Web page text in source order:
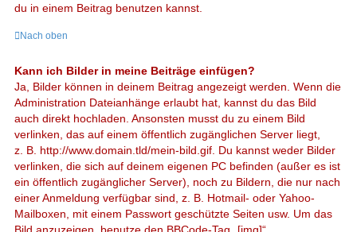
du in einem Beitrag benutzen kannst.
Nach oben
Kann ich Bilder in meine Beiträge einfügen?
Ja, Bilder können in deinem Beitrag angezeigt werden. Wenn die
Administration Dateianhänge erlaubt hat, kannst du das Bild
auch direkt hochladen. Ansonsten musst du zu einem Bild
verlinken, das auf einem öffentlich zugänglichen Server liegt,
z. B. http://www.domain.tld/mein-bild.gif. Du kannst weder Bilder
verlinken, die sich auf deinem eigenen PC befinden (außer es ist
ein öffentlich zugänglicher Server), noch zu Bildern, die nur nach
einer Anmeldung verfügbar sind, z. B. Hotmail- oder Yahoo-
Mailboxen, mit einem Passwort geschützte Seiten usw. Um das